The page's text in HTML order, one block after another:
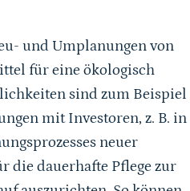
und Umplanungen von
für eine ökologisch
sind zum Beispiel
mit Investoren, z. B. in
neuer
die dauerhafte Pflege zur